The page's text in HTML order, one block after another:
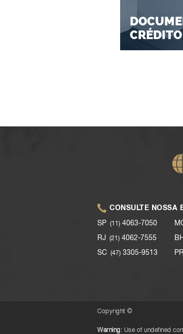
CONSULTE NOSSA
SP (11) 4063-7050
RJ (21) 4062-7555
SC (47) 3305-9513
PR
Copyright ©
Warning: Use of undefined